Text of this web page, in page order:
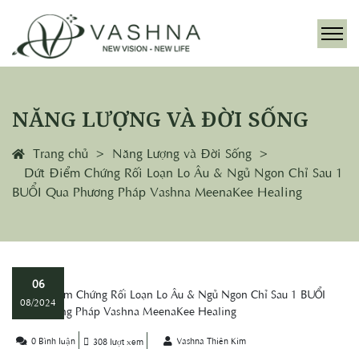
NĂNG LƯỢNG VÀ ĐỜI SỐNG
Trang chủ
Năng Lượng và Đời Sống
Dứt Điểm Chứng Rối Loạn Lo Âu & Ngủ Ngon Chỉ Sau 1
BUỔI Qua Phương Pháp Vashna MeenaKee Healing
06
08/2024
0 Bình luận 308 lượt xem Vashna Thiên Kim